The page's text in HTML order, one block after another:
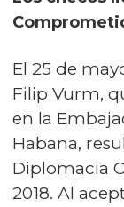
El 25 de
Filip Vurm,
en la
Habana,
Diplomacia
2018. Al